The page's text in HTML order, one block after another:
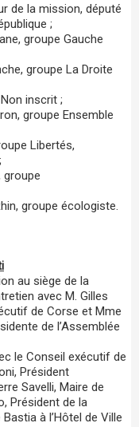
de la mission, député
;
groupe Gauche
groupe La Droite
inscrit ;
groupe Ensemble
Libertés,
groupe
groupe écologiste.
au siège de la
avec M. Gilles
de Corse et Mme
de l’Assemblée
le Conseil exécutif de
Président
Savelli, Maire de
Président de la
à l’Hôtel de Ville